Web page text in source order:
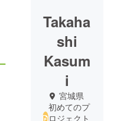
Takaha
shi
Kasum
i
宮城県
初めてのプ
ロジェクト